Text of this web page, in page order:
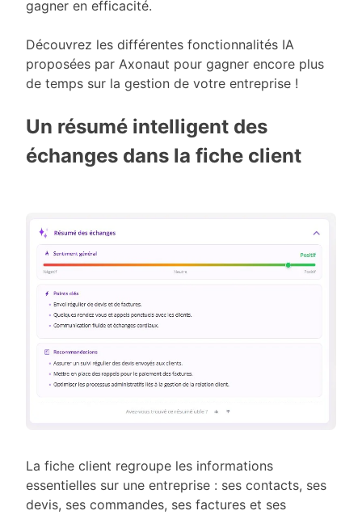
gagner en efficacité.
Découvrez les différentes fonctionnalités IA
proposées par Axonaut pour gagner encore plus
de temps sur la gestion de votre entreprise !
Un résumé intelligent des
échanges dans la fiche client
La fiche client regroupe les informations
essentielles sur une entreprise : ses contacts, ses
devis, ses commandes, ses factures et ses